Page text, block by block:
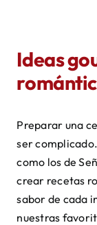
Ideas
Preparar una
ser
como los de
crear recetas
sabor de cada
nuestras